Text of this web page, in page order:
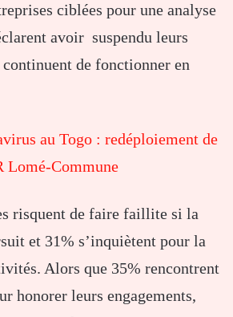
ciblées pour une analyse
avoir suspendu leurs
de fonctionner en
au Togo : redéploiement de
Lomé-Commune
risquent de faire faillite si la
et 31% s’inquiètent pour la
Alors que 35% rencontrent
honorer leurs engagements,